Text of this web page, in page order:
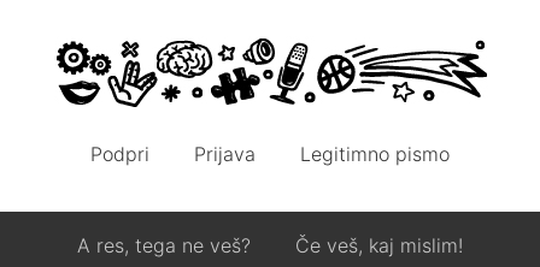
Podpri Prijava Legitimno pismo
A res, tega ne veš? Če veš, kaj mislim!